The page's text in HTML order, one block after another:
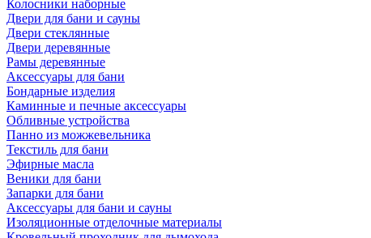
Колосники наборные
Двери для бани и сауны
Двери стеклянные
Двери деревянные
Рамы деревянные
Аксессуары для бани
Бондарные изделия
Каминные и печные аксессуары
Обливные устройства
Панно из можжевельника
Текстиль для бани
Эфирные масла
Веники для бани
Запарки для бани
Аксессуары для бани и сауны
Изоляционные отделочные материалы